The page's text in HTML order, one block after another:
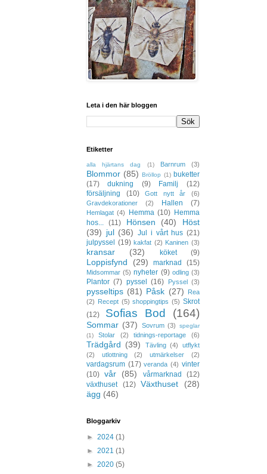
Leta i den här bloggen
Etiketter
alla hjärtans dag (1) Barnrum (3)
Blommor (85) Bröllop (1) buketter
(17)
dukning (9) Familj
(12)
försäljning
(10) Gott nytt år
(6)
Gravdekorationer
(2) Hallen (7)
Hemlagat (4) Hemma (10) Hemma
hos...
(11) Hönsen (40)
Höst
(39) jul (36) Jul i vårt hus (21)
julpyssel
(19) kakfat (2) Kaninen (3)
kransar (32) köket (9)
Loppisfynd (29) marknad (15)
Midsommar (5) nyheter (9) odling (3)
Plantor (7) pyssel (16) Pyssel (3)
pysseltips (81) Påsk (27)
Rea
(2) Recept (5) shoppingtips (5) Skrot
(12)
Sofias Bod (164)
Sommar (37) Sovrum (3)
speglar
(1)
Stolar (2) tidnings-reportage (6)
Trädgård (39) Tävling (4)
utflykt
(2)
utlottning (2) utmärkelser (2)
vardagsrum (17) veranda (4) vinter
(10) vår (85) vårmarknad
(12)
växthuset
(12) Växthuset
(28)
ägg (46)
Bloggarkiv
► 2024 (1)
► 2021 (1)
► 2020 (5)